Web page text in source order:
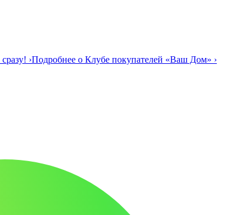
сразу! ›Подробнее о Клубе покупателей «Ваш Дом» ›